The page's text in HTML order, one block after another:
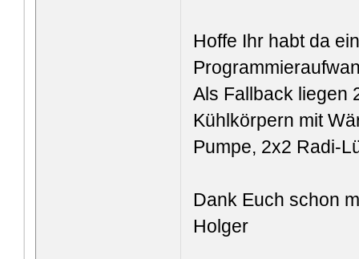
Hoffe Ihr habt da
Als Fallback liegen
Kühlkörpern mit
Pumpe, 2x2 Radi-
Dank Euch schon
Holger